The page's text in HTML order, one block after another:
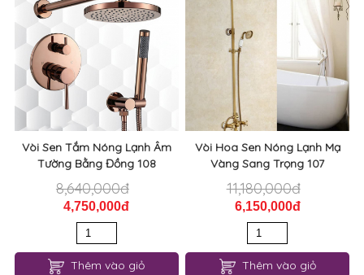
Vòi Sen Tắm Nóng Lạnh Âm
Tường Bằng Đồng 108
8,640,000đ
4,750,000đ
Thêm vào giỏ
Vòi Hoa Sen Nóng Lạnh Mạ
Vàng Sang Trọng 107
11,180,000đ
6,150,000đ
Thêm vào giỏ